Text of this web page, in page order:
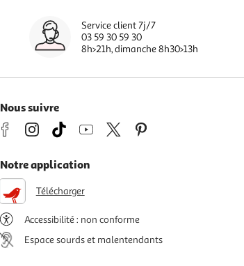
Service client 7j/7
03 59 30 59 30
8h>21h, dimanche 8h30>13h
Nous suivre
Notre application
Télécharger
Accessibilité : non conforme
Espace sourds et malentendants